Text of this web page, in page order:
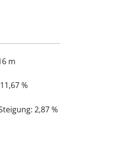
m
11,67 %
2,87 %